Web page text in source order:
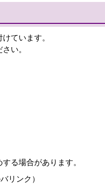
ています。
い。
る場合があります。
リンク）